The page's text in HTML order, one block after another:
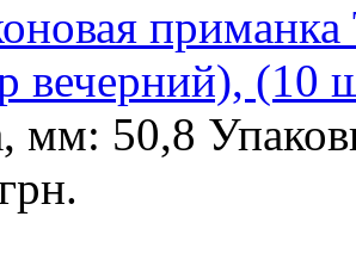
вечерний), (10
мм: 50,8